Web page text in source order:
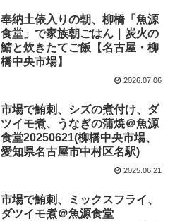
奉納土俵入りの朝、柳橋「魚源
食堂」で家族朝ごはん｜炭火の
鯖と炊きたてご飯【名古屋・柳
橋中央市場】
2026.07.06
市場で鮪刺、シズの煮付け、ダ
ツイモ煮、うなぎの蒲焼＠魚源
食堂20250621(柳橋中央市場、
愛知県名古屋市中村区名駅)
2025.06.21
市場で鮪刺、ミックスフライ、
ダツイモ煮＠魚源食堂